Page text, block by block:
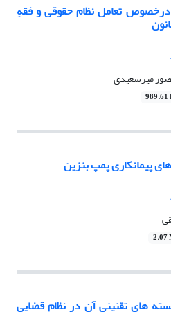
درخصوص تعامل نظام حقوقی و فقهِ
میرسعیدی
989.61
پیمانکاری پمپ بنزین
2.07
های تقنینی آن در نظام قضایی